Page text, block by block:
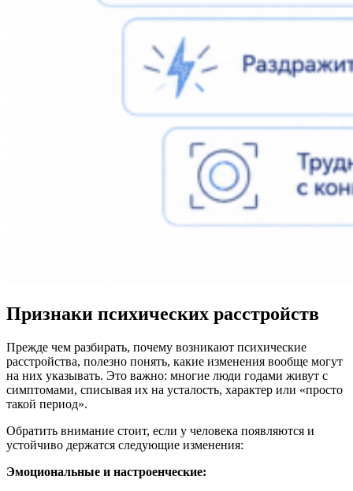
Признаки психических расстройств
Прежде чем разбирать, почему возникают психические
расстройства, полезно понять, какие изменения вообще могут
на них указывать. Это важно: многие люди годами живут с
симптомами, списывая их на усталость, характер или «просто
такой период».
Обратить внимание стоит, если у человека появляются и
устойчиво держатся следующие изменения:
Эмоциональные и настроенческие: